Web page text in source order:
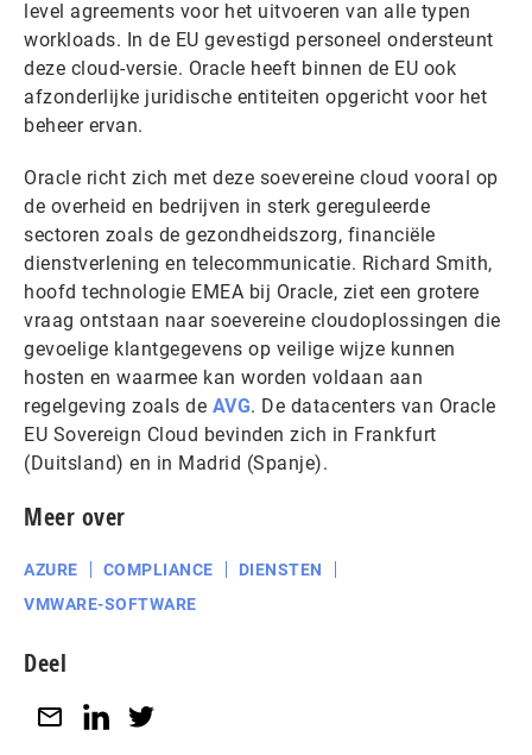
level agreements voor het uitvoeren van alle typen
workloads. In de EU gevestigd personeel ondersteunt
deze cloud-versie. Oracle heeft binnen de EU ook
afzonderlijke juridische entiteiten opgericht voor het
beheer ervan.
Oracle richt zich met deze soevereine cloud vooral op
de overheid en bedrijven in sterk gereguleerde
sectoren zoals de gezondheidszorg, financiële
dienstverlening en telecommunicatie. Richard Smith,
hoofd technologie EMEA bij Oracle, ziet een grotere
vraag ontstaan naar soevereine cloudoplossingen die
gevoelige klantgegevens op veilige wijze kunnen
hosten en waarmee kan worden voldaan aan
regelgeving zoals de AVG. De datacenters van Oracle
EU Sovereign Cloud bevinden zich in Frankfurt
(Duitsland) en in Madrid (Spanje).
Meer over
AZURE COMPLIANCE
DIENSTEN
VMWARE-SOFTWARE
Deel